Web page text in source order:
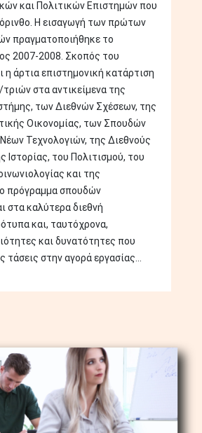
και Πολιτικών Επιστημών που
Η εισαγωγή των πρώτων
πραγματοποιήθηκε το
2007-2008. Σκοπός του
η άρτια επιστημονική κατάρτιση
στα αντικείμενα της
των Διεθνών Σχέσεων, της
Οικονομίας, των Σπουδών
Τεχνολογιών, της Διεθνούς
Ιστορίας, του Πολιτισμού, του
και της
πρόγραμμα σπουδών
στα καλύτερα διεθνή
και, ταυτόχρονα,
και δυνατότητες που
τάσεις στην αγορά εργασίας...